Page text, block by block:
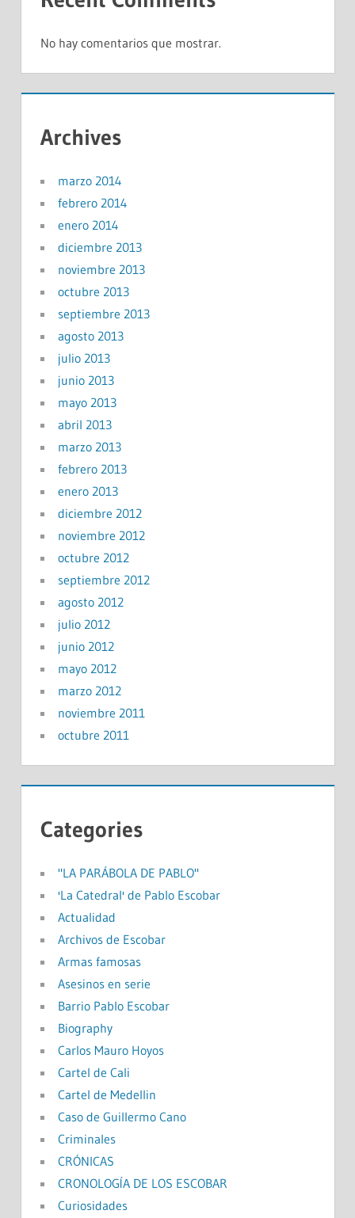
No hay comentarios que mostrar.
Archives
marzo 2014
febrero 2014
enero 2014
diciembre 2013
noviembre 2013
octubre 2013
septiembre 2013
agosto 2013
julio 2013
junio 2013
mayo 2013
abril 2013
marzo 2013
febrero 2013
enero 2013
diciembre 2012
noviembre 2012
octubre 2012
septiembre 2012
agosto 2012
julio 2012
junio 2012
mayo 2012
marzo 2012
noviembre 2011
octubre 2011
Categories
"LA PARÁBOLA DE PABLO"
'La Catedral' de Pablo Escobar
Actualidad
Archivos de Escobar
Armas famosas
Asesinos en serie
Barrio Pablo Escobar
Biography
Carlos Mauro Hoyos
Cartel de Cali
Cartel de Medellin
Caso de Guillermo Cano
Criminales
CRÓNICAS
CRONOLOGÍA DE LOS ESCOBAR
Curiosidades